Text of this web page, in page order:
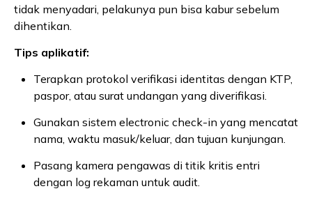
tidak menyadari, pelakunya pun bisa kabur sebelum
dihentikan.
Tips aplikatif:
Terapkan protokol verifikasi identitas dengan KTP,
paspor, atau surat undangan yang diverifikasi.
Gunakan sistem electronic check-in yang mencatat
nama, waktu masuk/keluar, dan tujuan kunjungan.
Pasang kamera pengawas di titik kritis entri
dengan log rekaman untuk audit.